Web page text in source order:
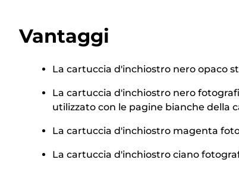
Vantaggi
La cartuccia d'inchiostro nero opaco
La cartuccia d'inchiostro nero
utilizzato con le pagine bianche della
La cartuccia d'inchiostro magenta
La cartuccia d'inchiostro ciano